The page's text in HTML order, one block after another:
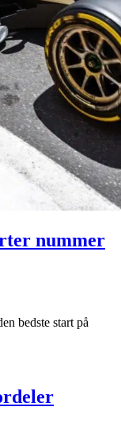
nummer
bedste start på